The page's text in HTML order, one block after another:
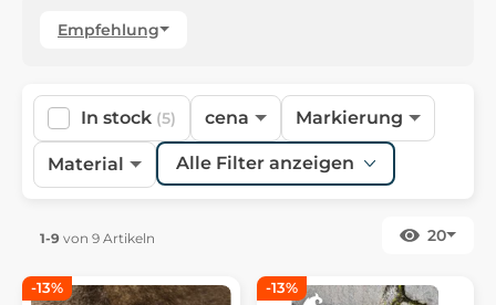
Empfehlung
In stock (5) cena Markierung
Material Alle Filter anzeigen
1-9 von 9 Artikeln 20
-13% -13%